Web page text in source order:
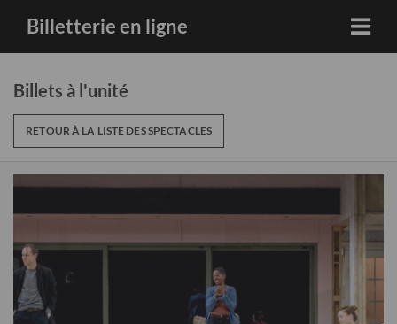
Billetterie en ligne
Billets à l'unité
RETOUR À LA LISTE DES SPECTACLES